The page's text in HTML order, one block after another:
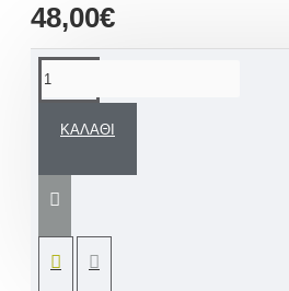
48,00€
ΚΑΛΆΘΙ
μεταλλικό φίλντισι σταυρό,
αποκλειστικού μας